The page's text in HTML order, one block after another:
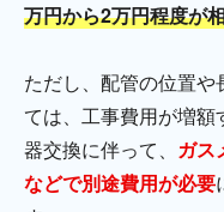
万円から2万円程度が
ただし、配管の位置
ては、工事費用が増
器交換に伴って、 ガス
などで別途費用が必要